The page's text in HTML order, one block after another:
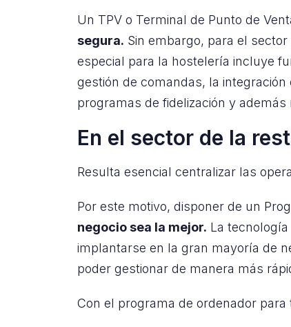
Un TPV o Terminal de Punto de
segura. Sin embargo, para el
especial para la hostelería incluye
gestión de comandas, la
programas de fidelización y
En el sector de la
Resulta esencial centralizar las
Por este motivo, disponer de un
negocio sea la mejor. La
implantarse en la gran mayoría de
poder gestionar de manera más
Con el programa de ordenador